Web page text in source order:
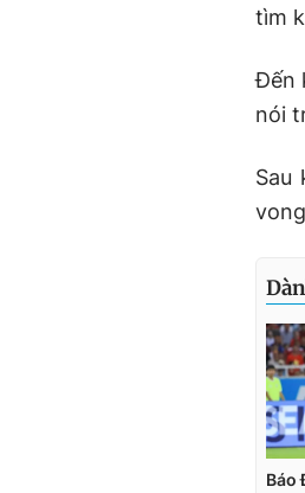
tìm
Đến
nói
Sau